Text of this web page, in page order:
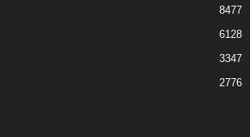
8477
6128
3347
2776